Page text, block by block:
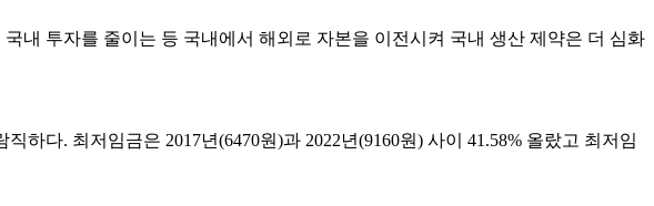
내 투자를 줄이는 등 국내에서 해외로 자본을 이전시켜 국내 생산 제약은 더 심화
다. 최저임금은 2017년(6470원)과 2022년(9160원) 사이 41.58% 올랐고 최저임